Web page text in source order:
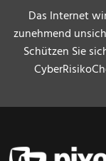
Das Internet
zunehmend
Schützen Sie